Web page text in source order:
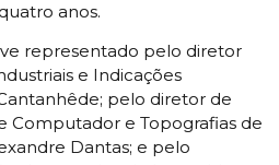
anos.
representado pelo diretor
e Indicações
pelo diretor de
Computador e Topografias de
Dantas; e pelo